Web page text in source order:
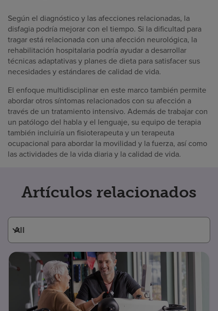
Según el diagnóstico y las afecciones relacionadas, la
disfagia podría mejorar con el tiempo. Si la dificultad para
tragar está relacionada con una afección neurológica, la
rehabilitación hospitalaria podría ayudar a desarrollar
técnicas adaptativas y planes de dieta para satisfacer sus
necesidades y estándares de calidad de vida.
El enfoque multidisciplinar en este marco también permite
abordar otros síntomas relacionados con su afección a
través de un tratamiento intensivo. Además de trabajar con
un patólogo del habla y el lenguaje, su equipo de terapia
también incluiría un fisioterapeuta y un terapeuta
ocupacional para abordar la movilidad y la fuerza, así como
las actividades de la vida diaria y la calidad de vida.
Artículos relacionados